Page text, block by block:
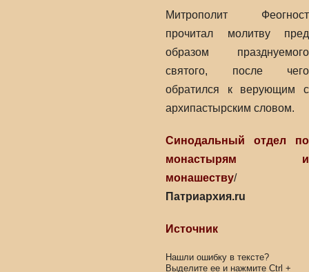
Митрополит Феогност
прочитал молитву пред
образом празднуемого
святого, после чего
обратился к верующим с
архипастырским словом.
Синодальный отдел по
монастырям и
монашеству/
Патриархия.ru
Источник
Нашли ошибку в тексте?
Выделите ее и нажмите Ctrl +